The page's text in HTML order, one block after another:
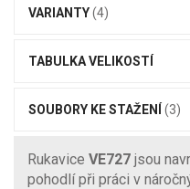
VARIANTY(4)
TABULKA VELIKOSTÍ
SOUBORY KE STAŽENÍ (3)
Rukavice VE727 jsou
pohodlí při práci v